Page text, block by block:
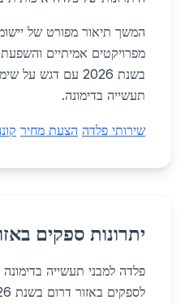
המשך תיאור מפורט של
מפרויקטים אמיתיים
בשנת 2026 עם דגש
תעשייה בדימונה.
שירותי פלדה הצעת מחיר
יתרונות ספקים
פלדה למבני תעשייה